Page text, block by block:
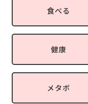
食べる
健康
メタボ